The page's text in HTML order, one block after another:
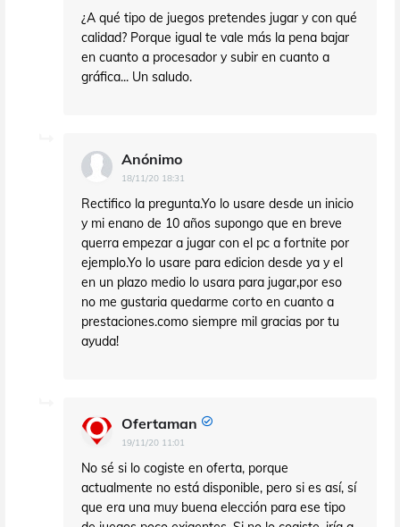
¿A qué tipo de juegos pretendes jugar y con qué
calidad? Porque igual te vale más la pena bajar
en cuanto a procesador y subir en cuanto a
gráfica... Un saludo.
Anónimo
18/11/20 18:31
Rectifico la pregunta.Yo lo usare desde un inicio
y mi enano de 10 años supongo que en breve
querra empezar a jugar con el pc a fortnite por
ejemplo.Yo lo usare para edicion desde ya y el
en un plazo medio lo usara para jugar,por eso
no me gustaria quedarme corto en cuanto a
prestaciones.como siempre mil gracias por tu
ayuda!
Ofertaman
19/11/20 11:01
No sé si lo cogiste en oferta, porque
actualmente no está disponible, pero si es así, sí
que era una muy buena elección para ese tipo